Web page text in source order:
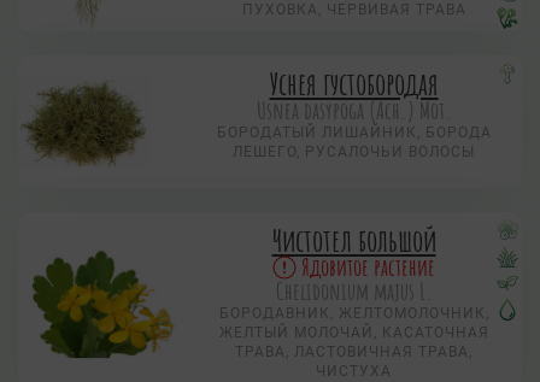
ПУХОВКА, ЧЕРВИВАЯ ТРАВА
Уснея густобородая
Usnea dasypoga (Ach.) Mot.
БОРОДАТЫЙ ЛИШАЙНИК, БОРОДА
ЛЕШЕГО, РУСАЛОЧЬИ ВОЛОСЫ
Чистотел большой
Ядовитое растение
Chelidonium majus L.
БОРОДАВНИК, ЖЕЛТОМОЛОЧНИК,
ЖЕЛТЫЙ МОЛОЧАЙ, КАСАТОЧНАЯ
ТРАВА, ЛАСТОВИЧНАЯ ТРАВА,
ЧИСТУХА